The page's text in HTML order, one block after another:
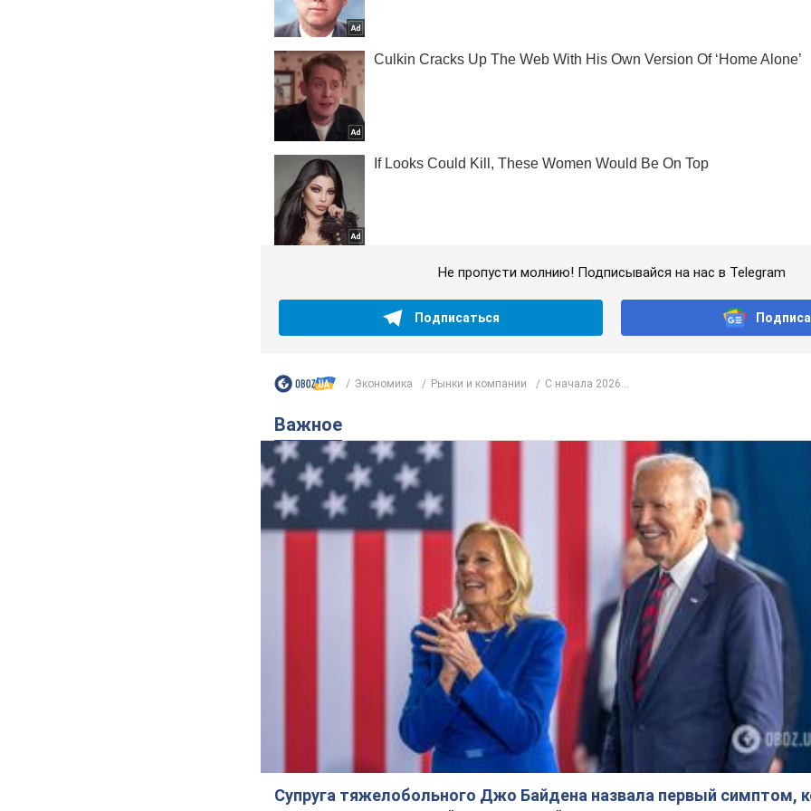
Не пропусти молнию! Подписывайся на нас в Telegram
Подписаться
Экономика Рынки и компании С начала 2026...
Важное
Супруга тяжелобольного Джо Байдена назвала первый симптом,